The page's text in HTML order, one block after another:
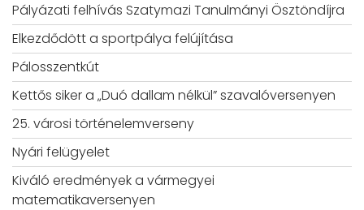
Pályázati felhívás Szatymazi Tanulmányi Ösztöndíjra
Elkezdődött a sportpálya felújítása
Pálosszentkút
Kettős siker a „Duó dallam nélkül” szavalóversenyen
25. városi történelemverseny
Nyári felügyelet
Kiváló eredmények a vármegyei
matematikaversenyen